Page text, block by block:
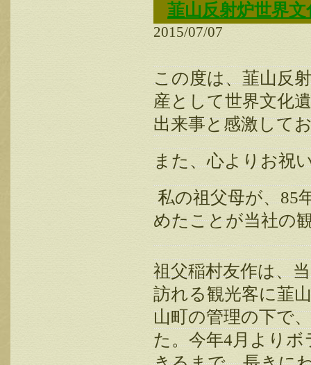
韮山反射炉世界
2015/07/07
この度は、韮山反
産として世界文化
出来事と感激して
また、心よりお祝
私の祖父母が、 85
めたことが当社の
祖父稲村友作は、
訪れる観光客に韮
山町の管理の下で、
た。今年4 月よりボ